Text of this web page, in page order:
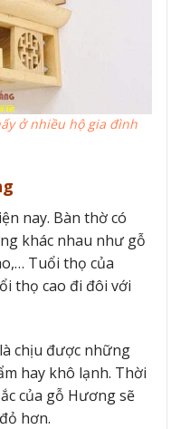
ở nhiều hộ gia đình
nay. Bàn thờ có
khác nhau như gỗ
Tuổi thọ của
thọ cao đi đôi với
chịu được những
hay khô lạnh. Thời
của gỗ Hương sẽ
hơn.